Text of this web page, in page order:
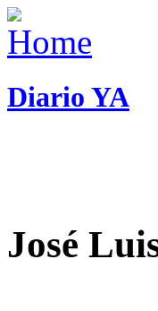
Diario YA
José